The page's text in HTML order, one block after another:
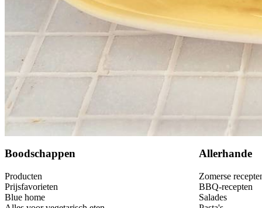
Boodschappen
Producten
Prijsfavorieten
Blue home
Allerhande
Zomerse
BBQ-recepten
Salades